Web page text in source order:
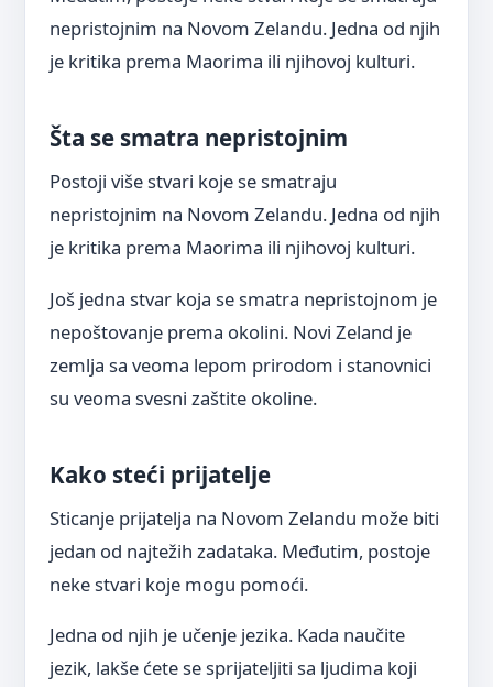
nepristojnim na Novom Zelandu. Jedna od njih
je kritika prema Maorima ili njihovoj kulturi.
Šta se smatra nepristojnim
Postoji više stvari koje se smatraju
nepristojnim na Novom Zelandu. Jedna od njih
je kritika prema Maorima ili njihovoj kulturi.
Još jedna stvar koja se smatra nepristojnom je
nepoštovanje prema okolini. Novi Zeland je
zemlja sa veoma lepom prirodom i stanovnici
su veoma svesni zaštite okoline.
Kako steći prijatelje
Sticanje prijatelja na Novom Zelandu može biti
jedan od najtežih zadataka. Međutim, postoje
neke stvari koje mogu pomoći.
Jedna od njih je učenje jezika. Kada naučite
jezik, lakše ćete se sprijateljiti sa ljudima koji